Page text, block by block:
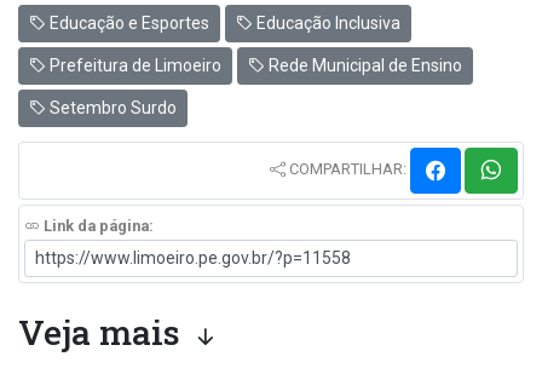
Educação e Esportes Educação Inclusiva
Prefeitura de Limoeiro Rede Municipal de Ensino
Setembro Surdo
COMPARTILHAR:
Link da página:
Veja mais